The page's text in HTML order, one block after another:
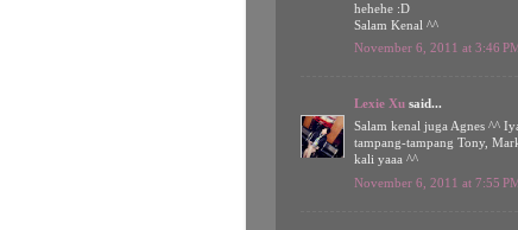
hehehe :D
Salam Kenal ^^
November 6, 2011 at 3:46 PM
Lexie Xu said...
Salam kenal juga Agnes ^^
tampang-tampang Tony,
kali yaaa ^^
November 6, 2011 at 7:55 PM